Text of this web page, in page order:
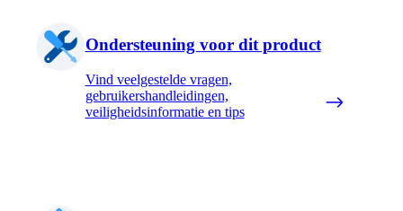
Ondersteuning voor dit product
Vind veelgestelde vragen,
gebruikershandleidingen,
veiligheidsinformatie en tips